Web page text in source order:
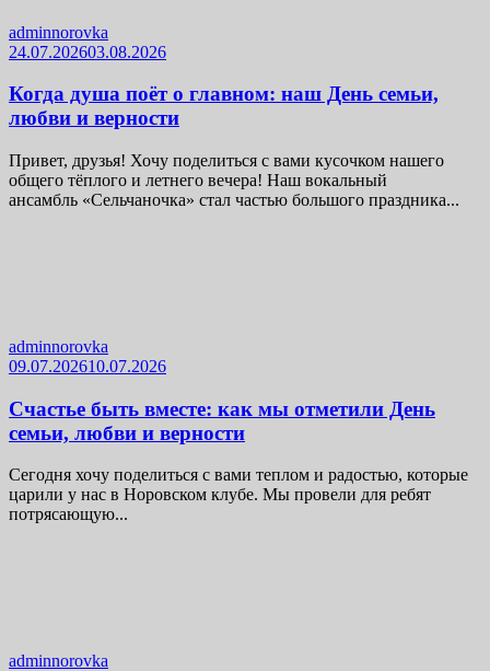
adminnorovka
24.07.202603.08.2026
Когда душа поёт о главном: наш День семьи,
любви и верности
Привет, друзья! Хочу поделиться с вами кусочком нашего
общего тёплого и летнего вечера! Наш вокальный
ансамбль «Сельчаночка» стал частью большого праздника...
adminnorovka
09.07.202610.07.2026
Счастье быть вместе: как мы отметили День
семьи, любви и верности
Сегодня хочу поделиться с вами теплом и радостью, которые
царили у нас в Норовском клубе. Мы провели для ребят
потрясающую...
adminnorovka